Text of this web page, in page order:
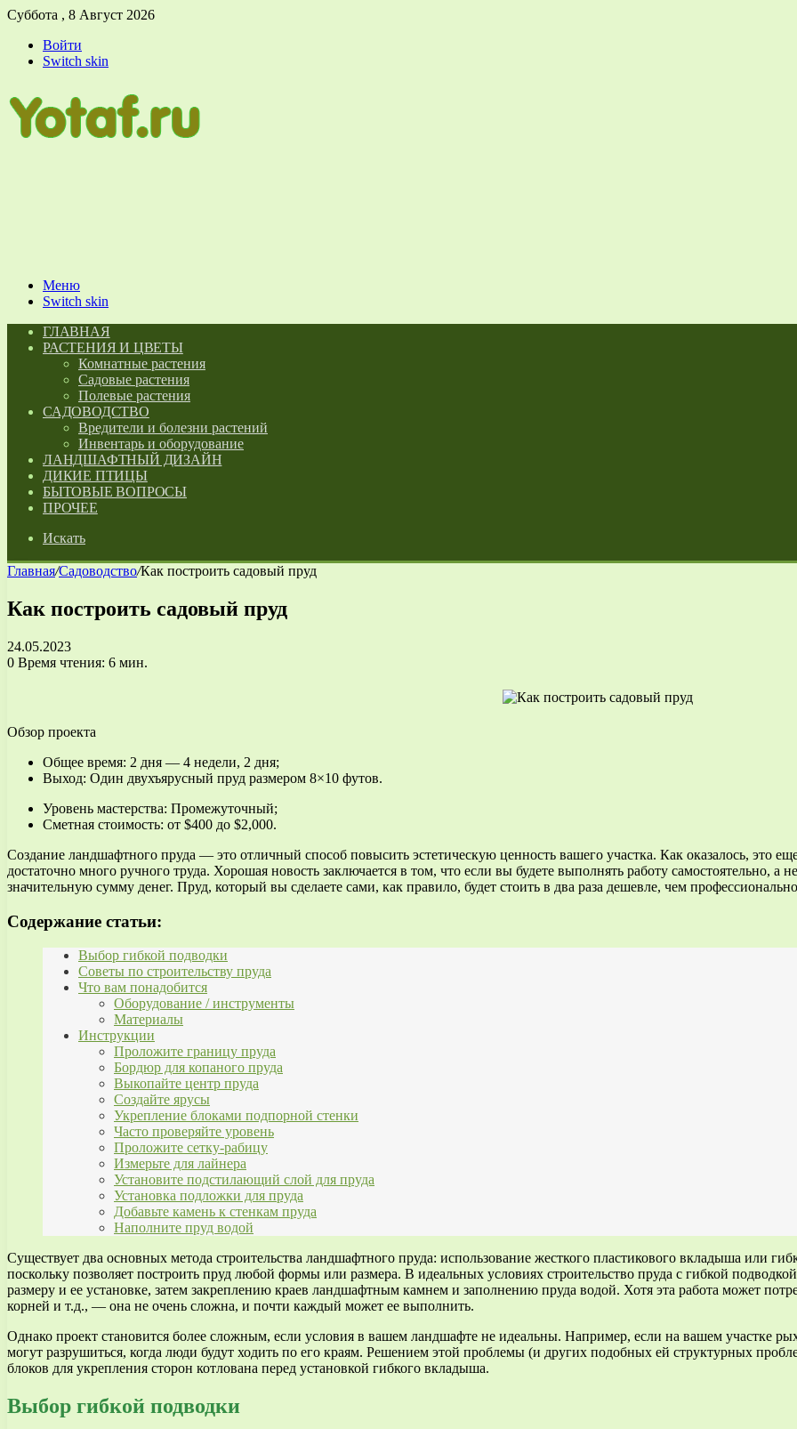
Суббота , 8 Август 2026
Войти
Switch skin
Меню
Switch skin
ГЛАВНАЯ
РАСТЕНИЯ И ЦВЕТЫ
Комнатные растения
Садовые растения
Полевые растения
САДОВОДСТВО
Вредители и болезни растений
Инвентарь и оборудование
ЛАНДШАФТНЫЙ ДИЗАЙН
ДИКИЕ ПТИЦЫ
БЫТОВЫЕ ВОПРОСЫ
ПРОЧЕЕ
Искать
Главная/Садоводство/Как построить садовый пруд
Как построить садовый пруд
24.05.2023
0 Время чтения: 6 мин.
Обзор проекта
Общее время: 2 дня — 4 недели, 2 дня;
Выход: Один двухъярусный пруд размером 8×10 футов.
Уровень мастерства: Промежуточный;
Сметная стоимость: от $400 до $2,000.
Создание ландшафтного пруда — это отличный способ повысить эстетическую ценность вашего участка. Как оказалось, это
достаточно много ручного труда. Хорошая новость заключается в том, что если вы будете выполнять работу самостоятельно, а
значительную сумму денег. Пруд, который вы сделаете сами, как правило, будет стоить в два раза дешевле, чем
Содержание статьи:
Выбор гибкой подводки
Советы по строительству пруда
Что вам понадобится
Оборудование / инструменты
Материалы
Инструкции
Проложите границу пруда
Бордюр для копаного пруда
Выкопайте центр пруда
Создайте ярусы
Укрепление блоками подпорной стенки
Часто проверяйте уровень
Проложите сетку-рабицу
Измерьте для лайнера
Установите подстилающий слой для пруда
Установка подложки для пруда
Добавьте камень к стенкам пруда
Наполните пруд водой
Существует два основных метода строительства ландшафтного пруда: использование жесткого пластикового вкладыша или
поскольку позволяет построить пруд любой формы или размера. В идеальных условиях строительство пруда с гибкой
размеру и ее установке, затем закреплению краев ландшафтным камнем и заполнению пруда водой. Хотя эта работа может
корней и т.д., — она не очень сложна, и почти каждый может ее выполнить.
Однако проект становится более сложным, если условия в вашем ландшафте не идеальны. Например, если на вашем участке
могут разрушиться, когда люди будут ходить по его краям. Решением этой проблемы (и других подобных ей структурных
блоков для укрепления сторон котлована перед установкой гибкого вкладыша.
Выбор гибкой подводки